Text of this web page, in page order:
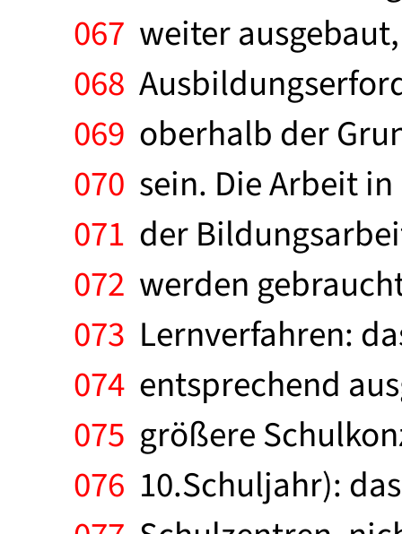
067 weiter
068
069 oberhalb der
070 sein. Die Arbeit
071 der
072 werden
073 Lernverfahren:
074 entsprechend
075 größere
076 10.Schuljahr):